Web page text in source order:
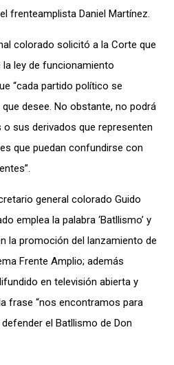
frenteamplista Daniel Martínez.
colorado solicitó a la Corte que
ley de funcionamiento
“cada partido político se
desee. No obstante, no podrá
sus derivados que representen
que puedan confundirse con
general colorado Guido
emplea la palabra ‘Batllismo’ y
la promoción del lanzamiento de
Frente Amplio; además
en televisión abierta y
frase “nos encontramos para
el Batllismo de Don